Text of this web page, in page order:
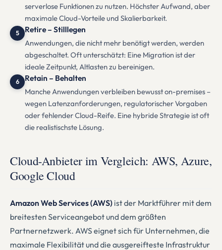
serverlose Funktionen zu nutzen. Höchster Aufwand, aber
maximale Cloud-Vorteile und Skalierbarkeit.
5 Retire – Stilllegen
Anwendungen, die nicht mehr benötigt werden, werden
abgeschaltet. Oft unterschätzt: Eine Migration ist der
ideale Zeitpunkt, Altlasten zu bereinigen.
6 Retain – Behalten
Manche Anwendungen verbleiben bewusst on-premises –
wegen Latenzanforderungen, regulatorischer Vorgaben
oder fehlender Cloud-Reife. Eine hybride Strategie ist oft
die realistischste Lösung.
Cloud-Anbieter im Vergleich: AWS, Azure,
Google Cloud
Amazon Web Services (AWS) ist der Marktführer mit dem
breitesten Serviceangebot und dem größten
Partnernetzwerk. AWS eignet sich für Unternehmen, die
maximale Flexibilität und die ausgereifteste Infrastruktur